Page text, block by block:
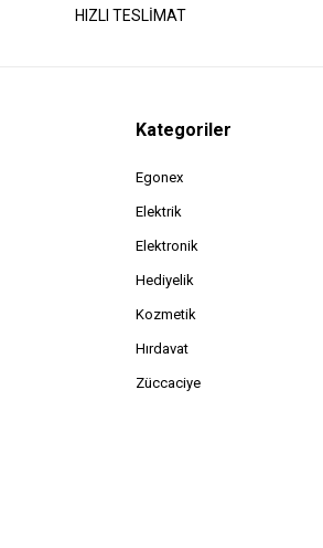
HIZLI TESLİMAT
Kategoriler
Egonex
Elektrik
Elektronik
Hediyelik
Kozmetik
Hırdavat
Züccaciye